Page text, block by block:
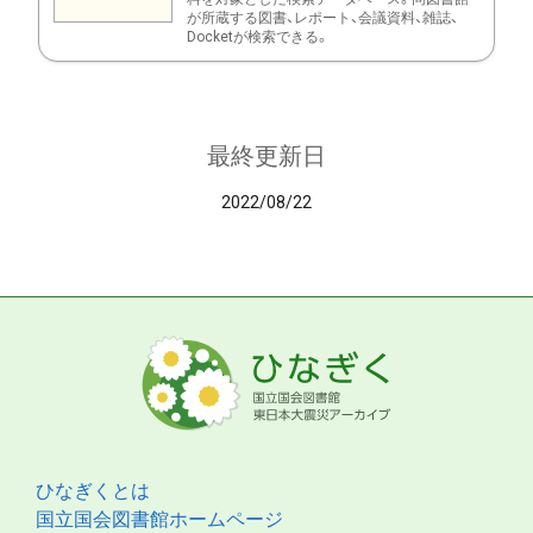
が所蔵する図書、レポート、会議資料、雑誌、
Docketが検索できる。
最終更新日
2022/08/22
ひなぎくとは
国立国会図書館ホームページ